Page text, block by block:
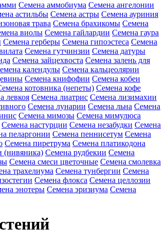
Семена аммобиума Семена ангелонии
астильбы Семена астры Семена ауриния
трава Семена брахикомы Семена
виолы Семена гайлардии Семена гаура
Семена герберы Семена гипоэстеса Семена
Семена гутчинзии Семена датуры
Семена зайцехвоста Семена залень для
календулы Семена кальцеолярии
Семена книфофии Семена кобеи
котовника (непеты) Семена кофе
левкоя Семена лиатрис Семена лизимахии
Семена лунарии Семена льна Семена
Семена мимозы Семена мимулюса
Семена настурции Семена незабудки Семена
пеларгонии Семена пеннисетум Семена
Семена пиретрума Семена платикодона
(нивяника) Семена рудбекии Семена
Семена смеси цветочные Семена смолевка
трахелиума Семена тунбергии Семена
Семена флокса Семена целлозии
энотеры Семена эризиума Семена